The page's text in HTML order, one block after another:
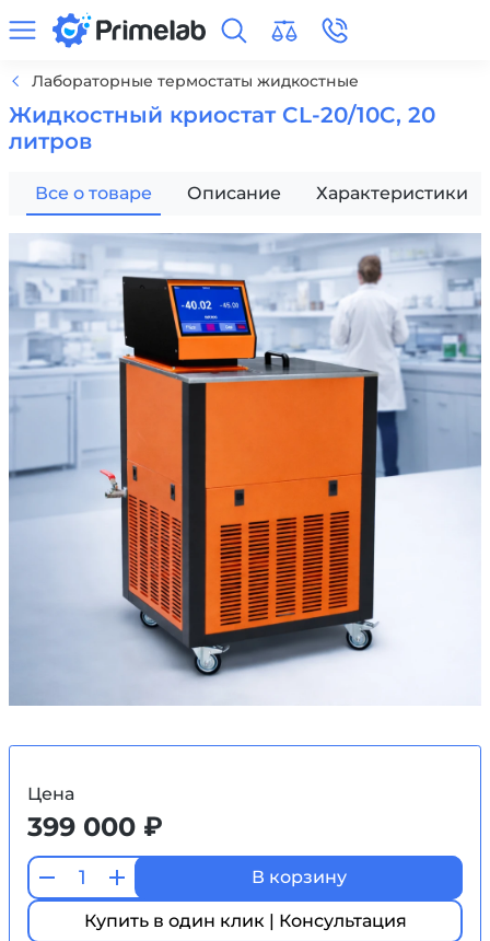
Лабораторные термостаты жидкостные
Жидкостный криостат CL-20/10C, 20
литров
Все о товаре Описание Характеристики
Цена
399 000 ₽
В корзину
Купить в один клик | Консультация